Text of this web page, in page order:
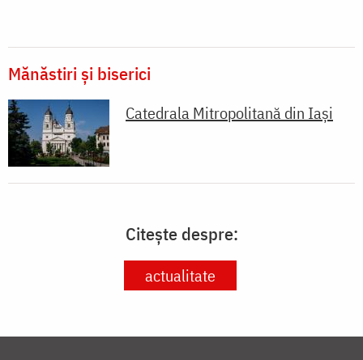
Mănăstiri și biserici
Catedrala Mitropolitană din Iaşi
Citește despre:
actualitate